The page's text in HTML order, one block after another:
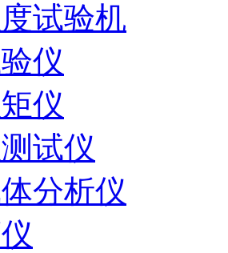
试验机
仪
仪
试仪
分析仪